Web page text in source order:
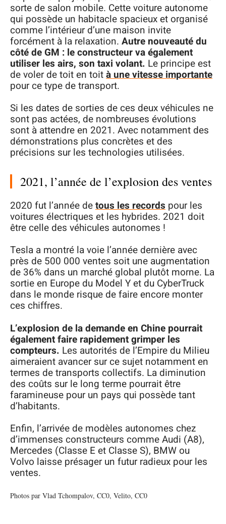
sorte de salon mobile. Cette voiture autonome
qui possède un habitacle spacieux et organisé
comme l’intérieur d’une maison invite
forcément à la relaxation. Autre nouveauté du
côté de GM : le constructeur va également
utiliser les airs, son taxi volant. Le principe est
de voler de toit en toità une vitesse importante
pour ce type de transport.
Si les dates de sorties de ces deux véhicules ne
sont pas actées, de nombreuses évolutions
sont à attendre en 2021. Avec notamment des
démonstrations plus concrètes et des
précisions sur les technologies utilisées.
2021, l’année de l’explosion des ventes
2020 fut l’année detous les records pour les
voitures électriques et les hybrides. 2021 doit
être celle des véhicules autonomes !
Tesla a montré la voie l’année dernière avec
près de 500 000 ventes soit une augmentation
de 36% dans un marché global plutôt morne. La
sortie en Europe du Model Y et du CyberTruck
dans le monde risque de faire encore monter
ces chiffres.
L’explosion de la demande en Chine pourrait
également faire rapidement grimper les
compteurs. Les autorités de l’Empire du Milieu
aimeraient avancer sur ce sujet notamment en
termes de transports collectifs. La diminution
des coûts sur le long terme pourrait être
faramineuse pour un pays qui possède tant
d’habitants.
Enfin, l’arrivée de modèles autonomes chez
d’immenses constructeurs comme Audi (A8),
Mercedes (Classe E et Classe S), BMW ou
Volvo laisse présager un futur radieux pour les
ventes.
Photos par Vlad Tchompalov, CC0, Velito, CC0